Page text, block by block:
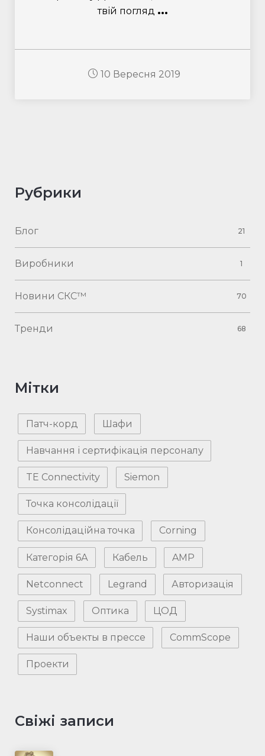
твій погляд ...
10 Вересня 2019
Рубрики
Блог 21
Виробники 1
Новини СКС™ 70
Тренди 68
Мітки
Патч-корд Шафи
Навчання і сертифікація персоналу
TE Connectivity Siemon
Точка консолідації
Консолідаційна точка Corning
Категорія 6А Кабель AMP
Netconnect Legrand Авторизація
Systimax Оптика ЦОД
Наши объекты в прессе CommScope
Проекти
Свіжі записи